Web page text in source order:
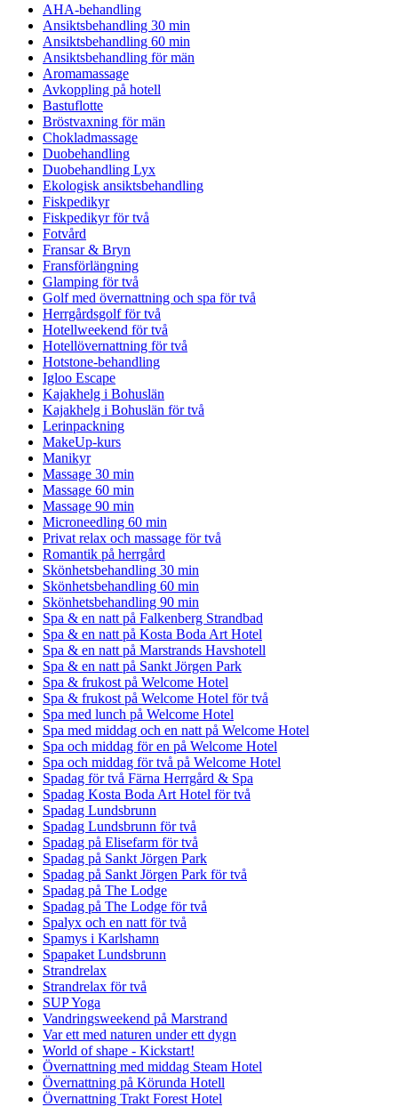
AHA-behandling
Ansiktsbehandling 30 min
Ansiktsbehandling 60 min
Ansiktsbehandling för män
Aromamassage
Avkoppling på hotell
Bastuflotte
Bröstvaxning för män
Chokladmassage
Duobehandling
Duobehandling Lyx
Ekologisk ansiktsbehandling
Fiskpedikyr
Fiskpedikyr för två
Fotvård
Fransar & Bryn
Fransförlängning
Glamping för två
Golf med övernattning och spa för två
Herrgårdsgolf för två
Hotellweekend för två
Hotellövernattning för två
Hotstone-behandling
Igloo Escape
Kajakhelg i Bohuslän
Kajakhelg i Bohuslän för två
Lerinpackning
MakeUp-kurs
Manikyr
Massage 30 min
Massage 60 min
Massage 90 min
Microneedling 60 min
Privat relax och massage för två
Romantik på herrgård
Skönhetsbehandling 30 min
Skönhetsbehandling 60 min
Skönhetsbehandling 90 min
Spa & en natt på Falkenberg Strandbad
Spa & en natt på Kosta Boda Art Hotel
Spa & en natt på Marstrands Havshotell
Spa & en natt på Sankt Jörgen Park
Spa & frukost på Welcome Hotel
Spa & frukost på Welcome Hotel för två
Spa med lunch på Welcome Hotel
Spa med middag och en natt på Welcome Hotel
Spa och middag för en på Welcome Hotel
Spa och middag för två på Welcome Hotel
Spadag för två Färna Herrgård & Spa
Spadag Kosta Boda Art Hotel för två
Spadag Lundsbrunn
Spadag Lundsbrunn för två
Spadag på Elisefarm för två
Spadag på Sankt Jörgen Park
Spadag på Sankt Jörgen Park för två
Spadag på The Lodge
Spadag på The Lodge för två
Spalyx och en natt för två
Spamys i Karlshamn
Spapaket Lundsbrunn
Strandrelax
Strandrelax för två
SUP Yoga
Vandringsweekend på Marstrand
Var ett med naturen under ett dygn
World of shape - Kickstart!
Övernattning med middag Steam Hotel
Övernattning på Körunda Hotell
Övernattning Trakt Forest Hotel